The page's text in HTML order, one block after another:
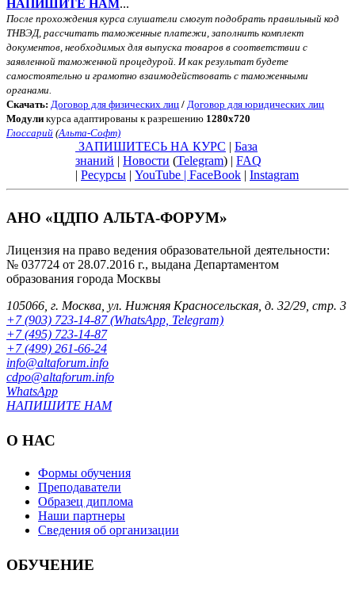
НАПИШИТЕ НАМ ...
После прохождения курса слушатели смогут подобрать правильный код
ТНВЭД, рассчитать таможенные платежи, заполнить комплект
документов, необходимых для выпуска товаров в соответствии с
заявленной таможенной процедурой. И как результат будете
самостоятельно и грамотно взаимодействовать с таможенными
органами.
Скачать: Договор для физических лиц / Договор для юридических лиц
Модули курса адаптированы к разрешению 1280x720
Глоссарий (Альта-Софт)
ЗАПИШИТЕСЬ НА КУРС | База
знаний | Новости (Telegram) | FAQ
| Ресурсы | YouTube | FaceBook | Instagram
АНО «ЦДПО АЛЬТА-ФОРУМ»
Лицензия на право ведения образовательной деятельности:
№ 037724 от 28.07.2016 г., выдана Департаментом
образования города Москвы
105066, г. Москва, ул. Нижняя Красносельская, д. 32/29, стр. 3
+7 (903) 723-14-87 (WhatsApp, Telegram)
+7 (495) 723-14-87
+7 (499) 261-66-24
info@altaforum.info
cdpo@altaforum.info
WhatsApp
НАПИШИТЕ НАМ
О НАС
Формы обучения
Преподаватели
Образец диплома
Наши партнеры
Сведения об организации
ОБУЧЕНИЕ